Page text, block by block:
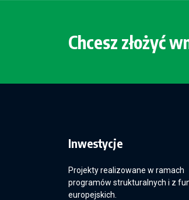
Chcesz złożyć
Inwestycje
Projekty realizowane w ramach
programów strukturalnych i z
europejskich.